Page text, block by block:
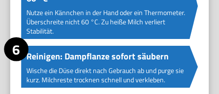
Nutze ein Kännchen in der Hand oder ein Thermometer.
Überschreite nicht 60 °C. Zu heiße Milch verliert
Stabilität.
Reinigen: Dampflanze sofort säubern
Wische die Düse direkt nach Gebrauch ab und purge sie
kurz. Milchreste trocknen schnell und verkleben.